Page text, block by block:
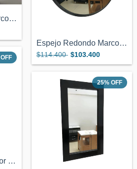
Espejo Redondo Marco Negro 80cm de Diame...
Espejo Redondo Marco Negro 60 cm de Diam...
$114.400 $103.400
OFF
Espejo 50x70cm Color Wengue Marco de Mad...
25% OFF